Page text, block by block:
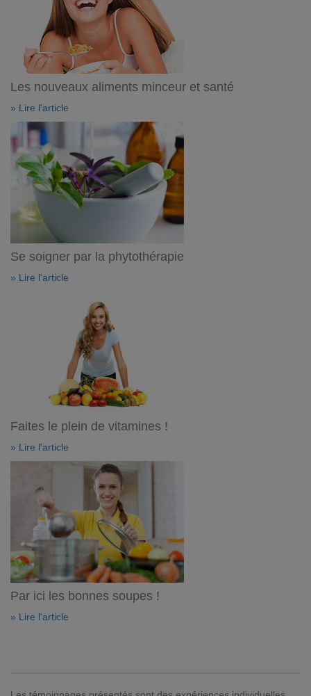
Les nouveaux aliments minceur et santé
» Lire l'article
Se soigner par la phytothérapie
» Lire l'article
Faites le plein de vitamines !
» Lire l'article
Par ici les bonnes soupes !
» Lire l'article